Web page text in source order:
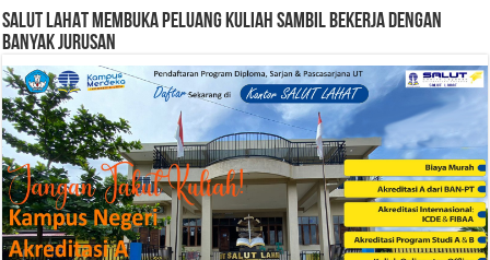
SALUT LAHAT MEMBUKA PELUANG KULIAH SAMBIL BEKERJA DENGAN
BANYAK JURUSAN